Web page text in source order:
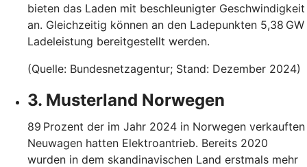
bieten das Laden mit beschleunigter Geschwindigkeit
an. Gleichzeitig können an den Ladepunkten 5,38 GW
Ladeleistung bereitgestellt werden.
(Quelle: Bundesnetzagentur; Stand: Dezember 2024)
3. Musterland Norwegen
89 Prozent der im Jahr 2024 in Norwegen verkauften
Neuwagen hatten Elektroantrieb. Bereits 2020
wurden in dem skandinavischen Land erstmals mehr